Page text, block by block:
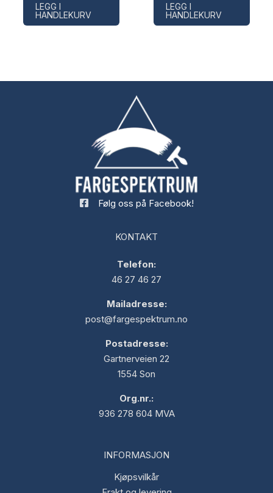
LEGG I
HANDLEKURV
LEGG I
HANDLEKURV
Følg oss på Facebook!
KONTAKT
Telefon:
46 27 46 27
Mailadresse:
post@fargespektrum.no
Postadresse:
Gartnerveien 22
1554 Son
Org.nr.:
936 278 604 MVA
INFORMASJON
Kjøpsvilkår